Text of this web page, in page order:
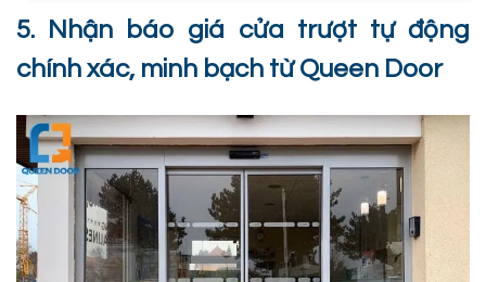
5. Nhận báo giá cửa trượt tự động
chính xác, minh bạch từ Queen Door